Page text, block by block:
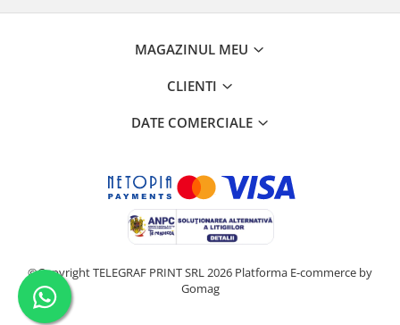
MAGAZINUL MEU
CLIENTI
DATE COMERCIALE
©Copyright TELEGRAF PRINT SRL 2026 Platforma E-commerce by
Gomag